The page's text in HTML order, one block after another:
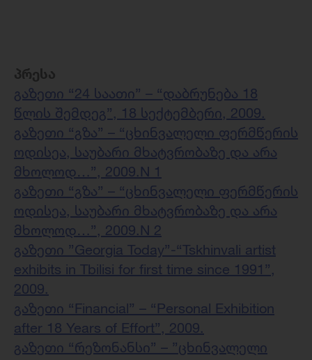
პრესა
გაზეთი “24 საათი” – “დაბრუნება 18
წლის შემდეგ”, 18 სექტემბერი, 2009.
გაზეთი “გზა” – “ცხინვალელი ფერმწერის
ოდისეა, საუბარი მხატვრობაზე და არა
მხოლოდ…”, 2009.N 1
გაზეთი “გზა” – “ცხინვალელი ფერმწერის
ოდისეა, საუბარი მხატვრობაზე და არა
მხოლოდ…”, 2009.N 2
გაზეთი ”Georgia Today”-“Tskhinvali artist
exhibits in Tbilisi for first time since 1991”,
2009.
გაზეთი “Financial” – “Personal Exhibition
after 18 Years of Effort”, 2009.
გაზეთი “რეზონანსი” – ”ცხინვალელი